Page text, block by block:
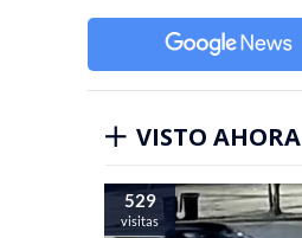
VISTO AHORA
529
visitas